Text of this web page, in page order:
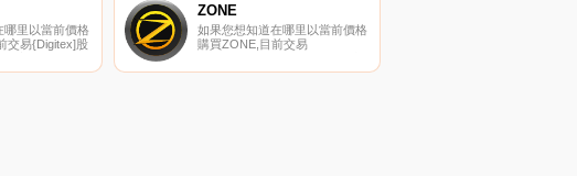
哪里以當前價格
交易{Digitex]股
、ProBit
ZONE
如果您想知道在哪里以當前價格
購買ZONE,目前交易
密貨幣交易所是Gate.io。您可